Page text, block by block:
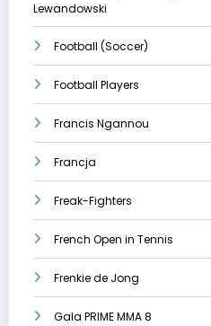
Lewandowski
Football (Soccer)
Football Players
Francis Ngannou
Francja
Freak-Fighters
French Open in Tennis
Frenkie de Jong
Gala PRIME MMA 8